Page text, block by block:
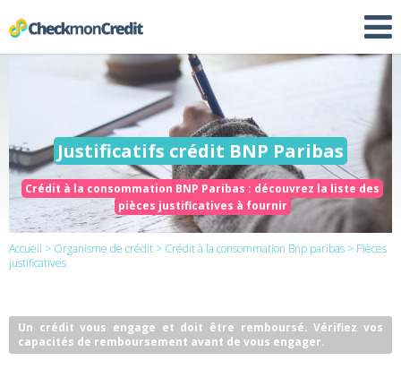
Justificatifs crédit BNP Paribas
Crédit à la consommation BNP Paribas : découvrez la liste des
pièces justificatives à fournir
Accueil > Organisme de crédit > Crédit à la consommation Bnp paribas > Pièces
justificatives
Un crédit vous engage et doit être remboursé. Vérifiez vos
capacités de remboursement avant de vous engager.